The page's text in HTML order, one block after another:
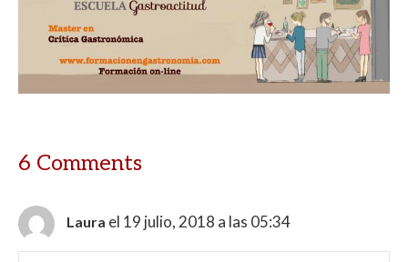
6 Comments
Laura el 19 julio, 2018 a las 05:34